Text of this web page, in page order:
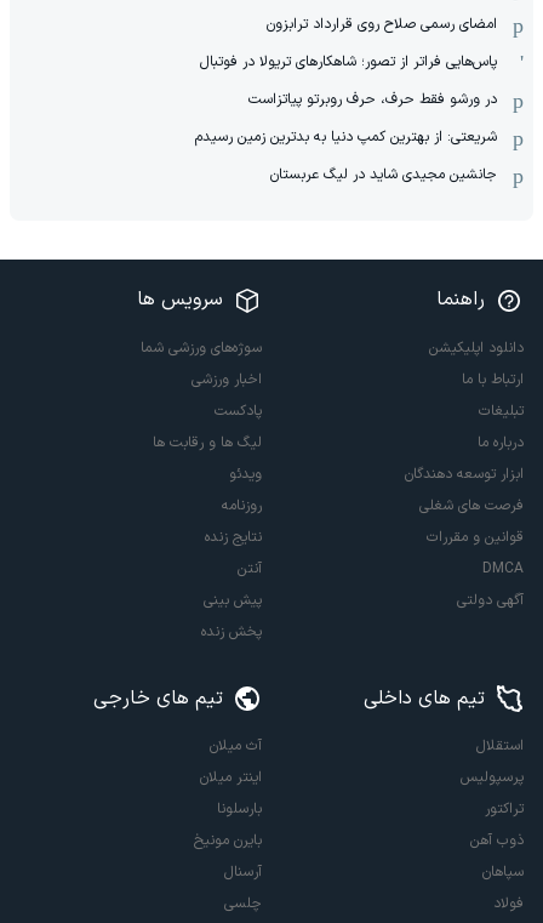
امضای رسمی صلاح روی قرارداد ترابزون
پاس‌هایی فراتر از تصور؛ شاهکارهای تریولا در فوتبال
در ورشو فقط حرف، حرف روبرتو پیاتزاست
شریعتی: از بهترین کمپ‌ دنیا به بدترین زمین‌ رسیدم
جانشین مجیدی شاید در لیگ عربستان
راهنما
دانلود اپلیکیشن
ارتباط با ما
تبلیغات
درباره ما
ابزار توسعه دهندگان
فرصت های شغلی
قوانین و مقررات
DMCA
آگهی دولتی
سرویس ها
سوژه‌های ورزشی شما
اخبار ورزشی
پادکست
لیگ ها و رقابت ها
ویدئو
روزنامه
نتایج زنده
آنتن
پیش بینی
پخش زنده
تیم های داخلی
استقلال
پرسپولیس
تراکتور
ذوب آهن
سپاهان
فولاد
تیم های خارجی
آث میلان
اینتر میلان
بارسلونا
بایرن مونیخ
آرسنال
چلسی